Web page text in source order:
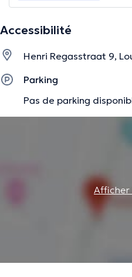
Accessibilité
Henri Regasstraat 9,
Parking
Pas de parking
Afficher